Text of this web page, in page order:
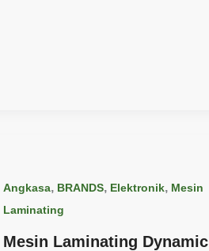
Angkasa, BRANDS, Elektronik, Mesin
Laminating
Mesin Laminating Dynamic